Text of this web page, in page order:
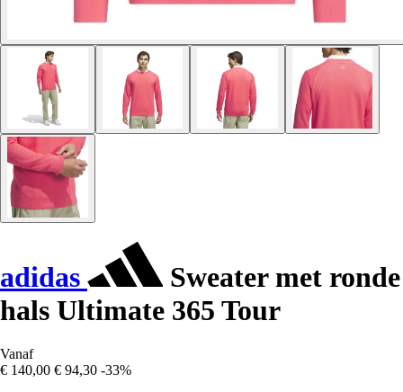
adidas
Sweater met ronde
hals Ultimate 365 Tour
Vanaf
€ 140,00 € 94,30 -33%